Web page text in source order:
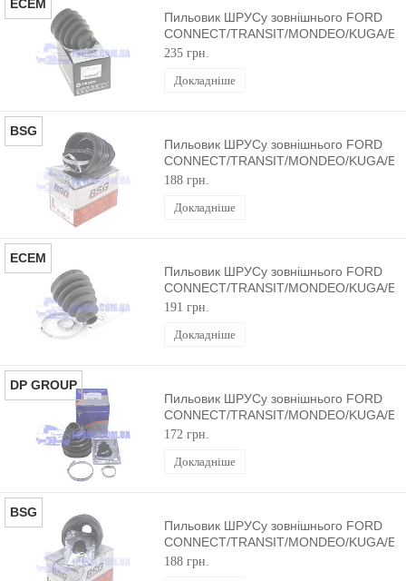
ECEM
Пильовик ШРУСу зовнішнього FORD
CONNECT/TRANSIT/MONDEO/KUGA/
(Ø27/90MM) ECEM
235 грн.
Докладніше
BSG
Пильовик ШРУСу зовнішнього FORD
CONNECT/TRANSIT/MONDEO/KUGA/
(Ø27/90MM) BSG
188 грн.
Докладніше
ECEM
Пильовик ШРУСу зовнішнього FORD
CONNECT/TRANSIT/MONDEO/KUGA/
(Ø27/90MM) ECEM
191 грн.
Докладніше
DP GROUP
Пильовик ШРУСу зовнішнього FORD
CONNECT/TRANSIT/MONDEO/KUGA/
(Ø27/90MM) DP GROUP
172 грн.
Докладніше
BSG
Пильовик ШРУСу зовнішнього FORD
CONNECT/TRANSIT/MONDEO/KUGA/
(Ø27/90MM) BSG
188 грн.